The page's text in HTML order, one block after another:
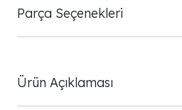
Parça Seçenekleri
Ürün Açıklaması